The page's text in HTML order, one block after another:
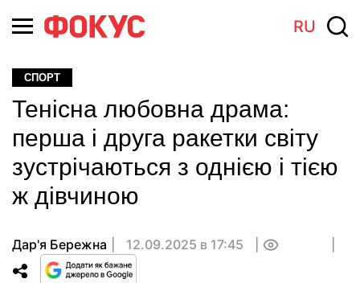
RU
СПОРТ
Тенісна любовна драма:
перша і друга ракетки світу
зустрічаються з однією і тією
ж дівчиною
Дар'я Бережна 12.09.2025 в 17:45